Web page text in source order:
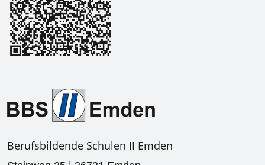
Berufsbildende Schulen II Emden